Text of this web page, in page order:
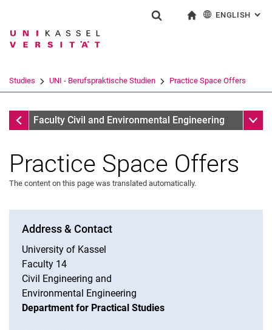
Jump directly to: content
Jump directly to: search
Jump directly to: main
Search term
Search (opens an external link in a
ENGLISH :
Studies UNI - Berufspraktische Studien Practice Space Offers
UNI - Berufspraktische Studien
Faculty Civil and Environmental Engineering Sub
Study Service
Consulting services
UNI - Berufspraktische Studien
Engineering internship
Dates/Lectures
Practice Space Offers
The content on this page was translated automatically.
Address & Contact
University of Kassel
Faculty 14
Civil Engineering and
Environmental Engineering
Department for Practical Studies